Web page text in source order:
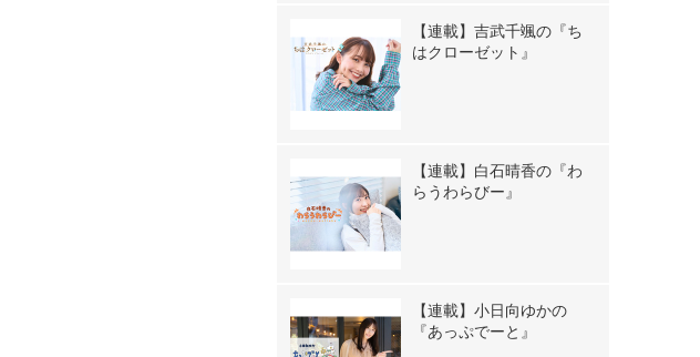
【連載】吉武千颯の『ち
はクローゼット』
【連載】白石晴香の『わ
らうわらびー』
【連載】小日向ゆかの
『あっぷでーと』